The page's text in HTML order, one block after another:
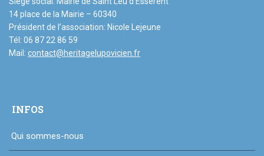
14 place de la Mairie – 60340
Président de l’association: Nicole Lejeune
Tél: 06 87 22 86 59
Mail: contact@heritagelupovicien.fr
INFOS
Qui sommes-nous